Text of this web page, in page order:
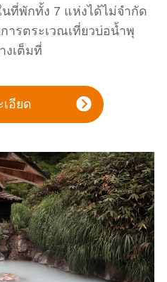
ที่พักทั้ง 7 แห่งได้ไม่จำกัด
ารตระเวณเที่ยวบ่อน้ำพุ
งเต็มที่
เอียด